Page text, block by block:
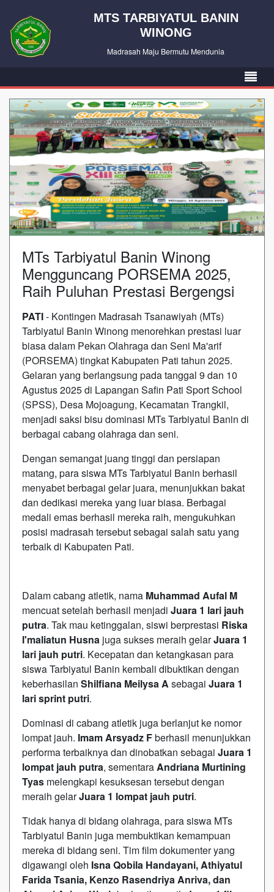
MTS TARBIYATUL BANIN
WINONG
Madrasah Maju Bermutu Mendunia
MTs Tarbiyatul Banin Winong
Mengguncang PORSEMA 2025,
Raih Puluhan Prestasi Bergengsi
PATI- Kontingen Madrasah Tsanawiyah (MTs)
Tarbiyatul Banin Winong menorehkan prestasi luar
biasa dalam Pekan Olahraga dan Seni Ma'arif
(PORSEMA) tingkat Kabupaten Pati tahun 2025.
Gelaran yang berlangsung pada tanggal 9 dan 10
Agustus 2025 di Lapangan Safin Pati Sport School
(SPSS), Desa Mojoagung, Kecamatan Trangkil,
menjadi saksi bisu dominasi MTs Tarbiyatul Banin di
berbagai cabang olahraga dan seni.
Dengan semangat juang tinggi dan persiapan
matang, para siswa MTs Tarbiyatul Banin berhasil
menyabet berbagai gelar juara, menunjukkan bakat
dan dedikasi mereka yang luar biasa. Berbagai
medali emas berhasil mereka raih, mengukuhkan
posisi madrasah tersebut sebagai salah satu yang
terbaik di Kabupaten Pati.
Dalam cabang atletik, nama Muhammad Aufal M
mencuat setelah berhasil menjadi Juara 1 lari jauh
putra. Tak mau ketinggalan, siswi berprestasi Riska
I'maliatun Husna juga sukses meraih gelarJuara 1
lari jauh putri. Kecepatan dan ketangkasan para
siswa Tarbiyatul Banin kembali dibuktikan dengan
keberhasilan Shilfiana Meilysa A sebagai Juara 1
lari sprint putri.
Dominasi di cabang atletik juga berlanjut ke nomor
lompat jauh. Imam Arsyadz Fberhasil menunjukkan
performa terbaiknya dan dinobatkan sebagai Juara 1
lompat jauh putra, sementaraAndriana Murtining
Tyas melengkapi kesuksesan tersebut dengan
meraih gelarJuara 1 lompat jauh putri.
Tidak hanya di bidang olahraga, para siswa MTs
Tarbiyatul Banin juga membuktikan kemampuan
mereka di bidang seni. Tim film dokumenter yang
digawangi oleh Isna Qobila Handayani, Athiyatul
Farida Tsania, Kenzo Rasendriya Anriva, dan